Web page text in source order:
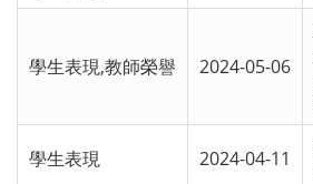
學生表現,教師榮譽 2024-05-06
學生表現 2024-04-11